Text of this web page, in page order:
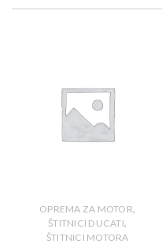
OPREMA ZA MOTOR,
ŠTITNICI DUCATI,
ŠTITNICI MOTORA